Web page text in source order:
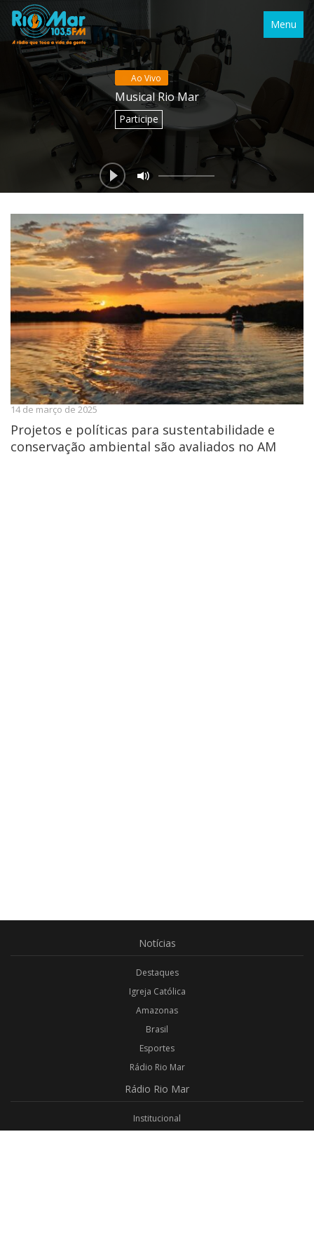
Menu
Ao Vivo
Musical Rio Mar
Participe
14 de março de 2025
Projetos e políticas para sustentabilidade e
conservação ambiental são avaliados no AM
Notícias
Destaques
Igreja Católica
Amazonas
Brasil
Esportes
Rádio Rio Mar
Rádio Rio Mar
Institucional